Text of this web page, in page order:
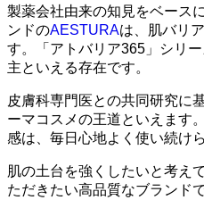
製薬会社由来の知見をベース
ンドのAESTURAは、肌バリ
す。「アトバリア365」シリ
主といえる存在です。
皮膚科専門医との共同研究に
ーマコスメの王道といえます
感は、毎日心地よく使い続け
肌の土台を強くしたいと考え
ただきたい高品質なブランドで